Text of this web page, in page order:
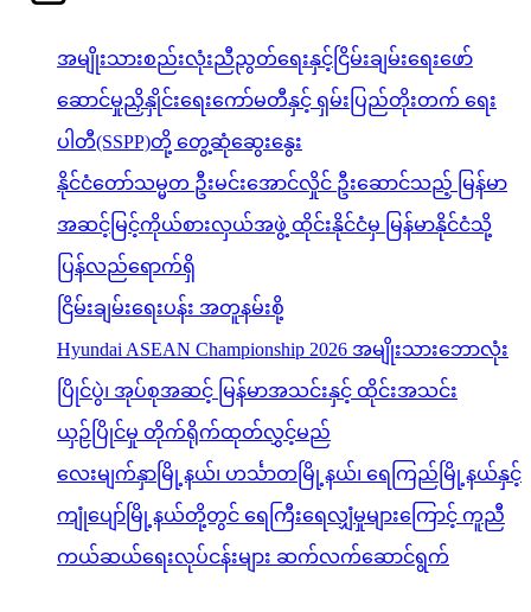
အမျိုးသားစည်းလုံးညီညွတ်ရေးနှင့်ငြိမ်းချမ်းရေးဖော်
ဆောင်မှုညှိနှိုင်းရေးကော်မတီနှင့် ရှမ်းပြည်တိုးတက် ရေး
ပါတီ(SSPP)တို့ တွေ့ဆုံဆွေးနွေး
နိုင်ငံတော်သမ္မတ ဦးမင်းအောင်လှိုင် ဦးဆောင်သည့် မြန်မာ
အဆင့်မြင့်ကိုယ်စားလှယ်အဖွဲ့ ထိုင်းနိုင်ငံမှ မြန်မာနိုင်ငံသို့
ပြန်လည်ရောက်ရှိ
ငြိမ်းချမ်းရေးပန်း အတူနမ်းစို့
Hyundai ASEAN Championship 2026 အမျိုးသားဘောလုံး
ပြိုင်ပွဲ၊ အုပ်စုအဆင့် မြန်မာအသင်းနှင့် ထိုင်းအသင်း
ယှဉ်ပြိုင်မှု တိုက်ရိုက်ထုတ်လွှင့်မည်
လေးမျက်နှာမြို့နယ်၊ ဟင်္သာတမြို့နယ်၊ ရေကြည်မြို့နယ်နှင့်
ကျုံပျော်မြို့နယ်တို့တွင် ရေကြီးရေလျှံမှုများကြောင့် ကူညီ
ကယ်ဆယ်ရေးလုပ်ငန်းများ ဆက်လက်ဆောင်ရွက်